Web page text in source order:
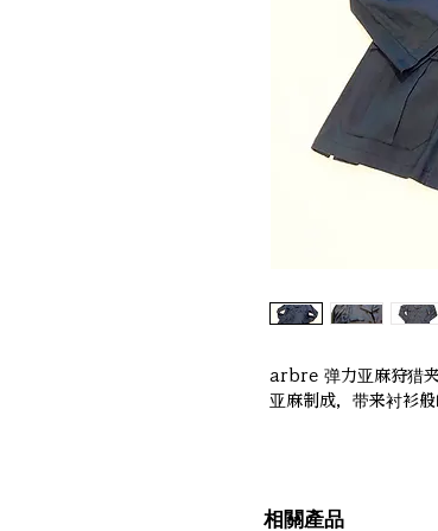
arbre 弹力亚麻狩猎
亚麻制成，带来衬衫
相關產品